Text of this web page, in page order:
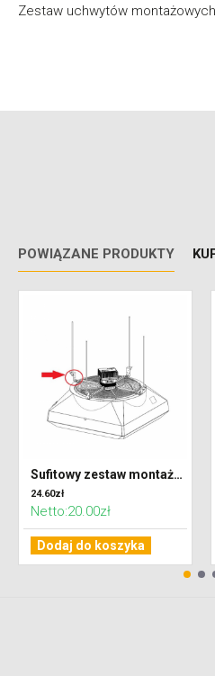
Zestaw uchwytów
POWIĄZANE PRODUKTY
Sufitowy zestaw montażowy
24.60zł
Netto:20.00zł
Dodaj do koszyka